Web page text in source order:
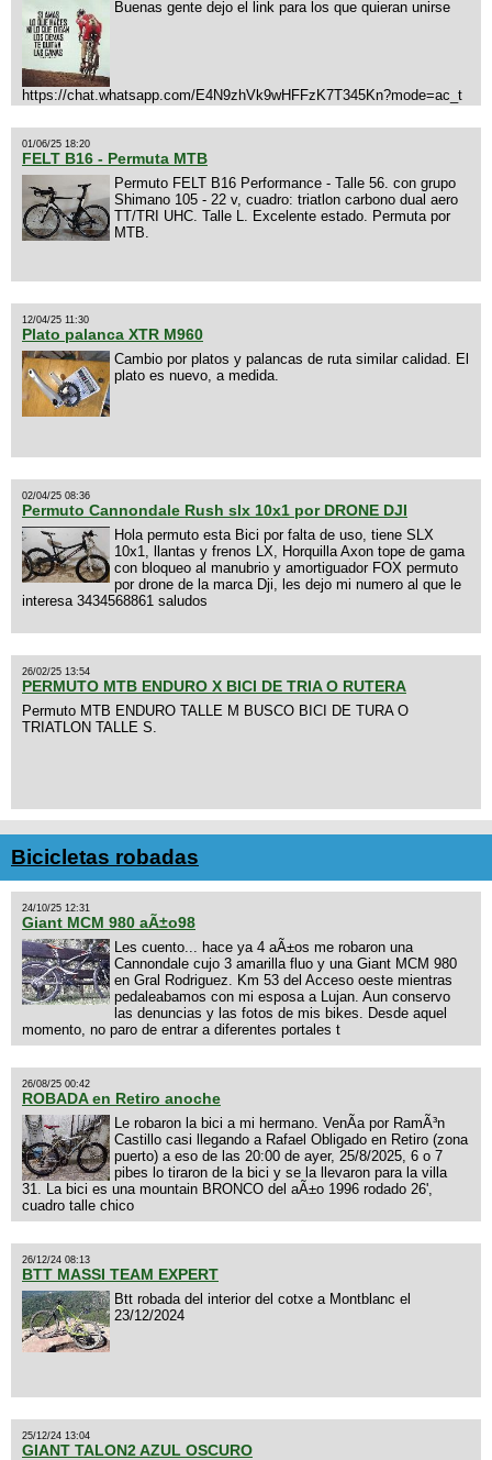
Buenas gente dejo el link para los que quieran unirse
https://chat.whatsapp.com/E4N9zhVk9wHFFzK7T345Kn?mode=ac_t
01/06/25 18:20
FELT B16 - Permuta MTB
Permuto FELT B16 Performance - Talle 56. con grupo
Shimano 105 - 22 v, cuadro: triatlon carbono dual aero
TT/TRI UHC. Talle L. Excelente estado. Permuta por
MTB.
12/04/25 11:30
Plato palanca XTR M960
Cambio por platos y palancas de ruta similar calidad. El
plato es nuevo, a medida.
02/04/25 08:36
Permuto Cannondale Rush slx 10x1 por DRONE DJI
Hola permuto esta Bici por falta de uso, tiene SLX
10x1, llantas y frenos LX, Horquilla Axon tope de gama
con bloqueo al manubrio y amortiguador FOX permuto
por drone de la marca Dji, les dejo mi numero al que le
interesa 3434568861 saludos
26/02/25 13:54
PERMUTO MTB ENDURO X BICI DE TRIA O RUTERA
Permuto MTB ENDURO TALLE M BUSCO BICI DE TURA O
TRIATLON TALLE S.
Bicicletas robadas
24/10/25 12:31
Giant MCM 980 aÃ±o98
Les cuento... hace ya 4 aÃ±os me robaron una
Cannondale cujo 3 amarilla fluo y una Giant MCM 980
en Gral Rodriguez. Km 53 del Acceso oeste mientras
pedaleabamos con mi esposa a Lujan. Aun conservo
las denuncias y las fotos de mis bikes. Desde aquel
momento, no paro de entrar a diferentes portales t
26/08/25 00:42
ROBADA en Retiro anoche
Le robaron la bici a mi hermano. VenÃ­a por RamÃ³n
Castillo casi llegando a Rafael Obligado en Retiro (zona
puerto) a eso de las 20:00 de ayer, 25/8/2025, 6 o 7
pibes lo tiraron de la bici y se la llevaron para la villa
31. La bici es una mountain BRONCO del aÃ±o 1996 rodado 26',
cuadro talle chico
26/12/24 08:13
BTT MASSI TEAM EXPERT
Btt robada del interior del cotxe a Montblanc el
23/12/2024
25/12/24 13:04
GIANT TALON2 AZUL OSCURO